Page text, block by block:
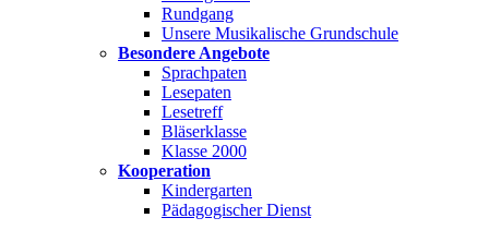
Rundgang
Unsere Musikalische Grundschule
Besondere Angebote
Sprachpaten
Lesepaten
Lesetreff
Bläserklasse
Klasse 2000
Kooperation
Kindergarten
Pädagogischer Dienst